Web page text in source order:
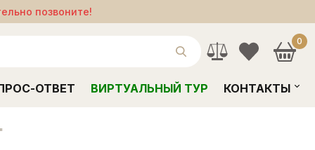
позвоните!
0
ОТВЕТ ВИРТУАЛЬНЫЙ ТУР КОНТАКТЫ